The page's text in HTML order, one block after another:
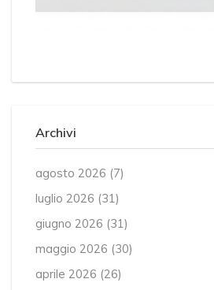
Archivi
agosto 2026 (7)
luglio 2026 (31)
giugno 2026 (31)
maggio 2026 (30)
aprile 2026 (26)